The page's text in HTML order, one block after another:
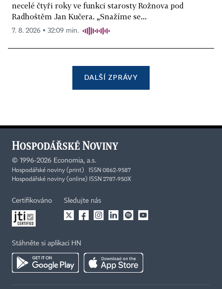
necelé čtyři roky ve funkci starosty Rožnova pod
Radhoštěm Jan Kučera. „Snažíme se...
7. 8. 2026 ▪ 32:09 min.
DALŠÍ ZPRÁVY
© 1996-2026 Economia, a.s.
Hospodářské noviny (print) ISSN 0862-9587
Hospodářské noviny (online) ISSN 2787-950X
Certifikováno Sledujte nás
Stáhněte si aplikaci HN